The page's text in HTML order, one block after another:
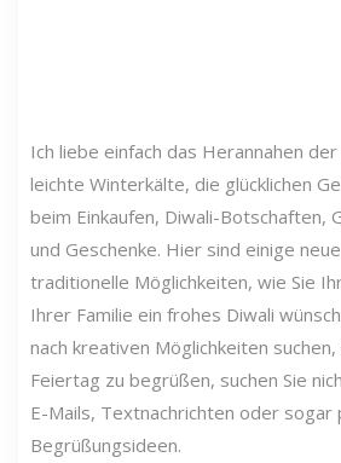
Ich liebe einfach das Herannahen
leichte Winterkälte, die glücklichen
beim Einkaufen, Diwali-Botschaften,
und Geschenke. Hier sind einige
traditionelle Möglichkeiten, wie Sie
Ihrer Familie ein frohes Diwali
nach kreativen Möglichkeiten
Feiertag zu begrüßen, suchen Sie
E-Mails, Textnachrichten oder sogar
Begrüßungsideen.